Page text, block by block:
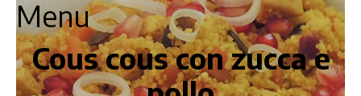
Menu
Cous cous con zucca e